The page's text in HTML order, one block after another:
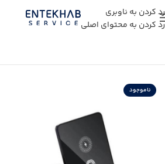
رد کردن به ناوبری
رد کردن به محتوای اصلی
ناموجود